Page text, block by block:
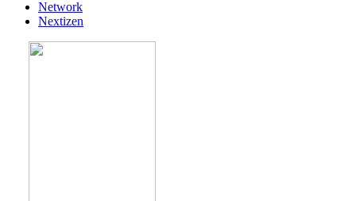
Network
Nextizen